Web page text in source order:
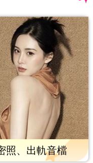
照、出軌音檔